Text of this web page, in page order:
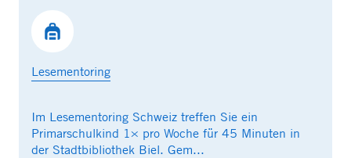
Lesementoring
Im Lesementoring Schweiz treffen Sie ein
Primarschulkind 1× pro Woche für 45 Minuten in
der Stadtbibliothek Biel. Gem...